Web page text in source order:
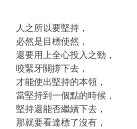
人之所以要堅持，
必然是目標使然，
還要用上全心投入之勁，
咬緊牙關撐下去，
才能使出堅持的本領，
當堅持到一個點的時候，
堅持還能否繼續下去，
那就要看達標了沒有，